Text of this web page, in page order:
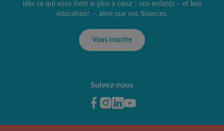
tête ce qui vous tient le plus à cœur : vos enfants – et leur
éducation! –, ainsi que vos finances.
Vous inscrire
Suivez-nous